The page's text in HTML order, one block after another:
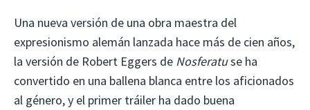
Una nueva versión de una obra maestra del
expresionismo alemán lanzada hace más de cien años,
la versión de Robert Eggers de Nosferatuse ha
convertido en una ballena blanca entre los aficionados
al género, y el primer tráiler ha dado buena